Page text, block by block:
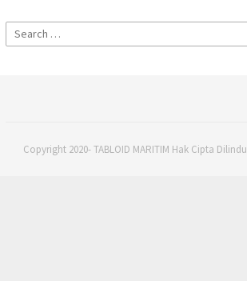
Search
for:
Copyright 2020- TABLOID MARITIM Hak Cipta